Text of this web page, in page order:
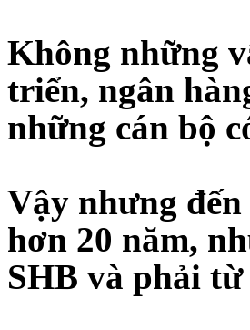
Không những
triển, ngân
những cán bộ
Vậy nhưng
hơn 20 năm,
SHB và phải